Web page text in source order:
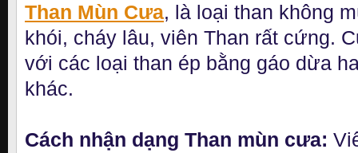
Than Mùn Cưa, là loại than không
khói, cháy lâu, viên Than rất cứng.
với các loại than ép bằng gáo dừa
khác.
Cách nhận dạng Than mùn cưa: